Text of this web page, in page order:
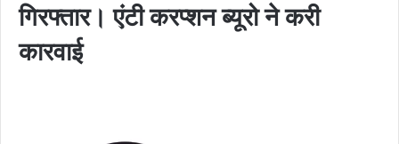
गिरफ्तार। एंटी करप्शन ब्यूरो ने करी
कारवाई